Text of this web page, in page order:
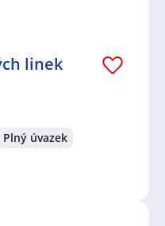
linek
Plný úvazek